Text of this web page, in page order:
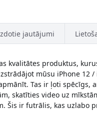
jautājumi
kvalitātes produktus,
mūsu iPhone 12 /
Tas ir ļoti spēcīgs,
skatīties video uz
Šis ir futrālis, kas uzlabo